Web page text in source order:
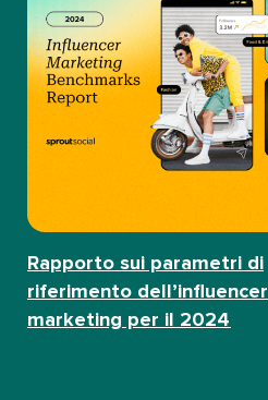
Rapporto sui parametri di
riferimento dell’influencer
marketing per il 2024​​